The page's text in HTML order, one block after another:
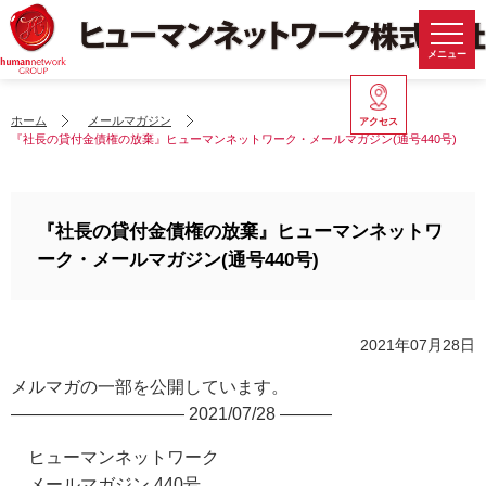
メニュー
アクセス
ホーム
メールマガジン
『社長の貸付金債権の放棄』ヒューマンネットワーク・メールマガジン(通号440号)
『社長の貸付金債権の放棄』ヒューマンネットワ
ーク・メールマガジン(通号440号)
2021年07月28日
メルマガの一部を公開しています。
—————————— 2021/07/28 ———
ヒューマンネットワーク